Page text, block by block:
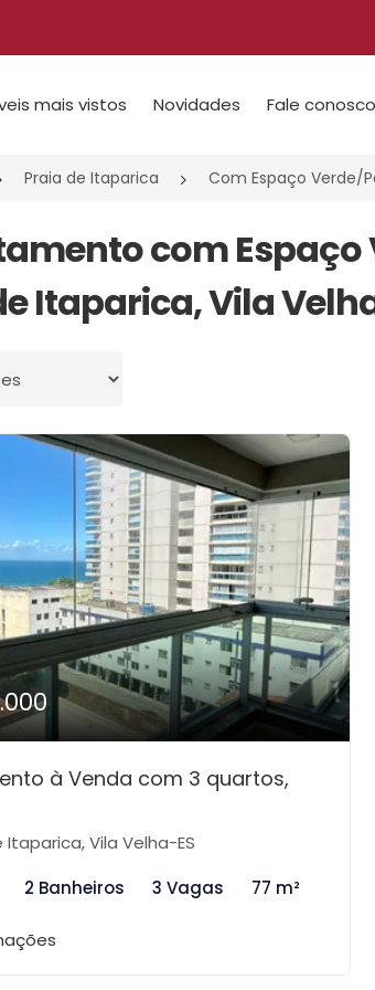
mais vistos Novidades Fale conosco
Praia de Itaparica Com Espaço Verde/
com
Itaparica, Vila
à Venda com 3 quartos,
Itaparica, Vila Velha-ES
2 Banheiros 3 Vagas 77 m²